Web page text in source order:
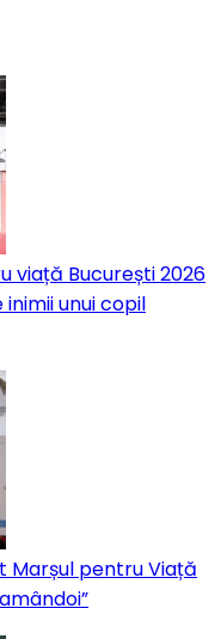
viață București 2026
unui copil
pentru Viață